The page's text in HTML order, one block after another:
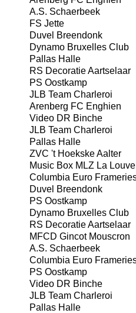
A.S. Schaerbeek
FS Jette
Duvel Breendonk
Dynamo Bruxelles Club
Pallas Halle
RS Decoratie Aartselaar
PS Oostkamp
JLB Team Charleroi
Arenberg FC Enghien
Video DR Binche
JLB Team Charleroi
Pallas Halle
ZVC 't Hoekske Aalter
Music Box MLZ La Louve
Columbia Euro
Duvel Breendonk
PS Oostkamp
Dynamo Bruxelles Club
RS Decoratie Aartselaar
MFCD Gincot Mouscron
A.S. Schaerbeek
Columbia Euro
PS Oostkamp
Video DR Binche
JLB Team Charleroi
Pallas Halle